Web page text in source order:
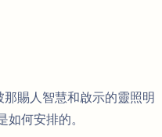
賜人智慧和啟示的靈照
何安排的。